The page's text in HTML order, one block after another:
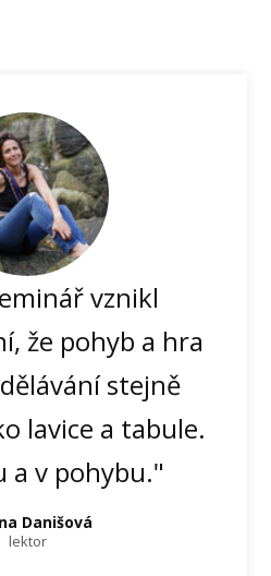
vznikl
že pohyb a hra
stejně
lavice a tabule.
a v pohybu."
Danišová
lektor